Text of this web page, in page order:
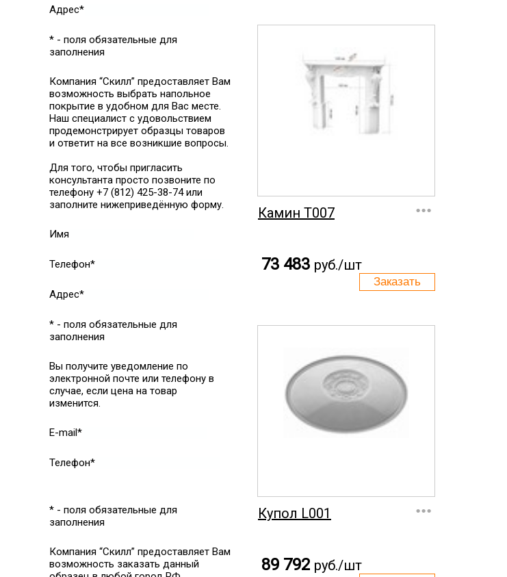
Камин T007 ...
73 483 руб./шт
Купол L001 ...
89 792 руб./шт
Адрес*
* - поля обязательные для
заполнения
Компания “Скилл” предоставляет Вам
возможность выбрать напольное
покрытие в удобном для Вас месте.
Наш специалист с удовольствием
продемонстрирует образцы товаров
и ответит на все возникшие вопросы.
Для того, чтобы пригласить
консультанта просто позвоните по
телефону +7 (812) 425-38-74 или
заполните нижеприведённую форму.
Имя
Телефон*
Адрес*
* - поля обязательные для
заполнения
Вы получите уведомление по
электронной почте или телефону в
случае, если цена на товар
изменится.
E-mail*
Телефон*
* - поля обязательные для
заполнения
Компания “Скилл” предоставляет Вам
возможность заказать данный